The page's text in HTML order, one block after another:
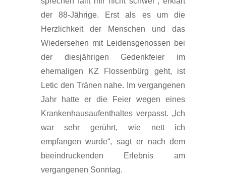
der 88-Jährige. Erst als es um die
Herzlichkeit der Menschen und das
Wiedersehen mit Leidensgenossen bei
der diesjährigen Gedenkfeier im
ehemaligen KZ Flossenbürg geht, ist
Letic den Tränen nahe. Im vergangenen
Jahr hatte er die Feier wegen eines
Krankenhausaufenthaltes verpasst. „Ich
war sehr gerührt, wie nett ich
empfangen wurde“, sagt er nach dem
beeindruckenden Erlebnis am
vergangenen Sonntag.